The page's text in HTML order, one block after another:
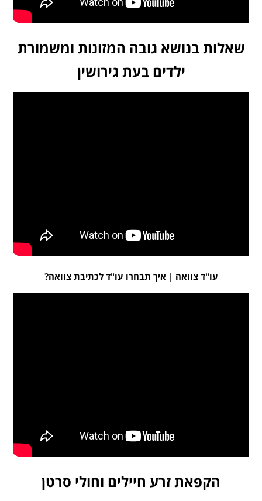
שאלות בנושא גובה המזונות ומשמורת
ילדים בעת גירושין
עו"ד צוואה | איך תבחרו עו"ד לכתיבת צוואה?
הקפאת זרע חיילים וחולי סרטן